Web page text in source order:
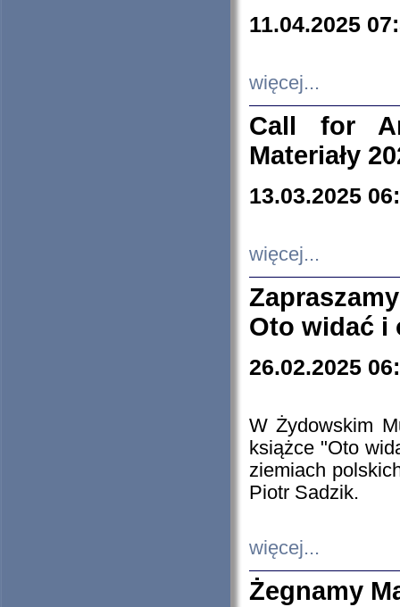
11.04.2025
więcej...
Call for
Materiały
13.03.2025
więcej...
Oto widać i
26.02.2025
W Żydowskim
książce "Oto
ziemiach
Piotr Sadzik.
więcej...
Żegnamy